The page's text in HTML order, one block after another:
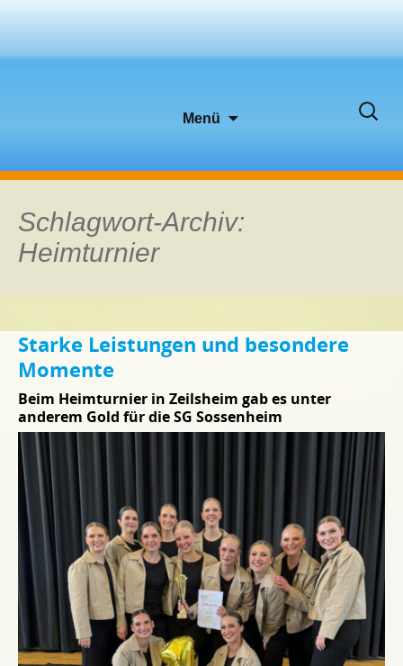
Menü
Suchen
Schlagwort-Archiv:
Heimturnier
Starke Leistungen und besondere
Momente
Beim Heimturnier in Zeilsheim gab es unter
anderem Gold für die SG Sossenheim